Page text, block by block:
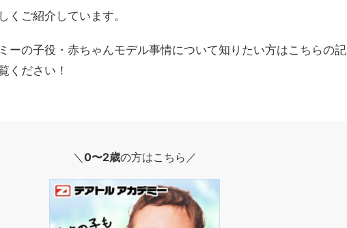
くご紹介しています。
ーの子役・赤ちゃんモデル事情について知りたい方はこちらの記
ください！
＼ 0〜2歳の方はこちら／